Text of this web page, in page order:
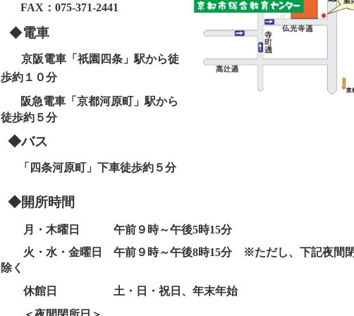
FAX：075‐371‐2441
◆電車
京阪電車「祇園四条」駅から徒
歩約１０分
阪急電車「京都河原町」駅から
徒歩約５分
◆バス
「四条河原町」下車徒歩約５分
◆開所時間
月・木曜日 午前９時～午後5時15分
火・水・金曜日 午前９時～午後8時15分 ※ただし、下記夜間
除く
休館日 土・日・祝日、年末年始